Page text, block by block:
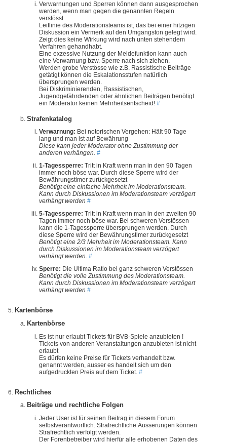
Verwarnungen und Sperren können dann ausgesprochen
werden, wenn man gegen die genannten Regeln
verstösst.
Leitlinie des Moderationsteams ist, das bei einer hitzigen
Diskussion ein Vermerk auf den Umgangston gelegt wird.
Zeigt dies keine Wirkung wird nach unten stehendem
Verfahren gehandhabt.
Eine exzessive Nutzung der Meldefunktion kann auch
eine Verwarnung bzw. Sperre nach sich ziehen.
Werden grobe Verstösse wie z.B. Rassistische Beiträge
getätigt können die Eskalationsstufen natürlich
übersprungen werden.
Bei Diskriminierenden, Rassistischen,
Jugendgefährdenden oder ähnlichen Beiträgen benötigt
ein Moderator keinen Mehrheitsentscheid! #
Strafenkatalog
Verwarnung: Bei notorischen Vergehen: Hält 90 Tage
lang und man ist auf Bewährung
Diese kann jeder Moderator ohne Zustimmung der
anderen verhängen. #
1-Tagessperre: Tritt in Kraft wenn man in den 90 Tagen
immer noch böse war. Durch diese Sperre wird der
Bewährungstimer zurückgesetzt
Benötigt eine einfache Mehrheit im Moderationsteam.
Kann durch Diskussionen im Moderationsteam verzögert
verhängt werden #
5-Tagessperre: Tritt in Kraft wenn man in den zweiten 90
Tagen immer noch böse war. Bei schweren Verstössen
kann die 1-Tagessperre übersprungen werden. Durch
diese Sperre wird der Bewährungstimer zurückgesetzt
Benötigt eine 2/3 Mehrheit im Moderationsteam. Kann
durch Diskussionen im Moderationsteam verzögert
verhängt werden. #
Sperre: Die Ultima Ratio bei ganz schweren Verstössen
Benötigt die volle Zustimmung des Moderationsteam.
Kann durch Diskussionen im Moderationsteam verzögert
verhängt werden #
Kartenbörse
Kartenbörse
Es ist nur erlaubt Tickets für BVB-Spiele anzubieten !
Tickets von anderen Veranstaltungen anzubieten ist nicht
erlaubt
Es dürfen keine Preise für Tickets verhandelt bzw.
genannt werden, ausser es handelt sich um den
aufgedruckten Preis auf dem Ticket. #
Rechtliches
Beiträge und rechtliche Folgen
Jeder User ist für seinen Beitrag in diesem Forum
selbstverantwortlich. Strafrechtliche Äusserungen können
Strafrechtlich verfolgt werden.
Der Forenbetreiber wird hierfür alle erhobenen Daten des